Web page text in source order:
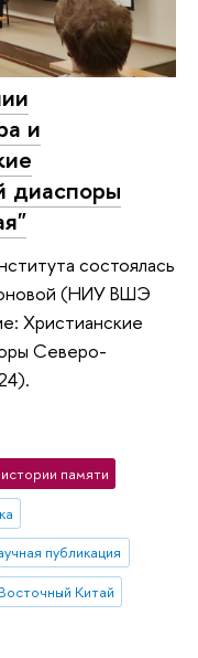
и
диаспоры
состоялась
(НИУ ВШЭ
Христианские
Северо-
памяти
публикация
Китай